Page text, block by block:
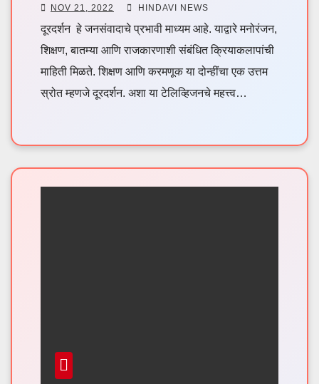
NOV 21, 2022 HINDAVI NEWS
दूरदर्शन हे जनसंवादाचे प्रभावी माध्यम आहे. याद्वारे मनोरंजन,
शिक्षण, बातम्या आणि राजकारणाशी संबंधित क्रियाकलापांची
माहिती मिळते. शिक्षण आणि करमणूक या दोन्हींचा एक उत्तम
स्रोत म्हणजे दूरदर्शन. अशा या टेलिव्हिजनचे महत्त्व…